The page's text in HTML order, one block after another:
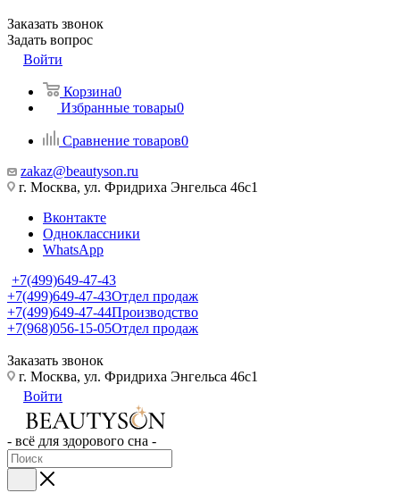
Заказать звонок
Задать вопрос
Войти
Корзина0
Избранные товары0
Сравнение товаров0
zakaz@beautyson.ru
г. Москва, ул. Фридриха Энгельса 46с1
Вконтакте
Одноклассники
WhatsApp
+7(499)649-47-43
+7(499)649-47-43Отдел продаж
+7(499)649-47-44Производство
+7(968)056-15-05Отдел продаж
Заказать звонок
г. Москва, ул. Фридриха Энгельса 46с1
Войти
- всё для здорового сна -